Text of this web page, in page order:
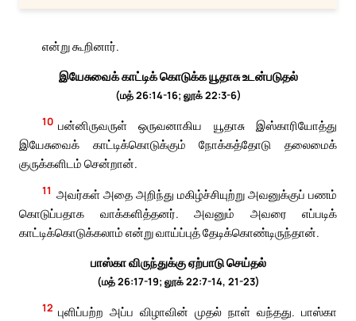
என்று கூறினார்.
இயேசுவைக் காட்டிக் கொடுக்க யூதாசு உடன்படுதல்
(மத் 26:14-16; லூக் 22:3-6)
10 பன்னிருவருள் ஒருவனாகிய யூதாசு இஸ்காரியோத்து
இயேசுவைக் காட்டிக்கொடுக்கும் நோக்கத்தோடு தலைமைக்
குருக்களிடம் சென்றான்.
11 அவர்கள் அதை அறிந்து மகிழ்ச்சியுற்று அவனுக்குப் பணம்
கொடுப்பதாக வாக்களித்தனர். அவனும் அவரை எப்படிக்
காட்டிக்கொடுக்கலாம் என்று வாய்ப்புத் தேடிக்கொண்டிருந்தான்.
பாஸ்கா விருந்துக்கு ஏற்பாடு செய்தல்
(மத் 26:17-19; லூக் 22:7-14, 21-23)
12 புளிப்பற்ற அப்ப விழாவின் முதல் நாள் வந்தது. பாஸ்கா